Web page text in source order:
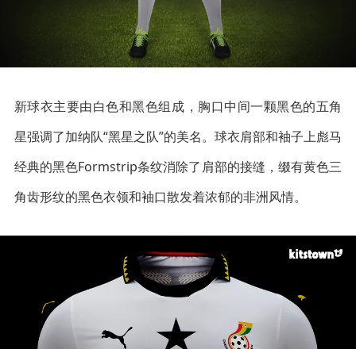
新球衣主要由白色和黑色组成，胸口中间一颗黑色的五角
星强调了加纳队“黑星之队”的美名。球衣肩部和袖子上彪马
经典的黑色Formstrip条纹消除了肩部的接缝，缀有黄色三
角齿形纹的黑色衣领和袖口散发着浓郁的非洲风情。